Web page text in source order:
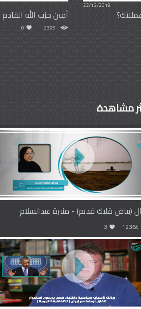
22/12/2019
أمين حزب الله القادم
2395
0
مشاهدة
(بياض قلبك قديم) - منيرة عبدالسلام
12364
3